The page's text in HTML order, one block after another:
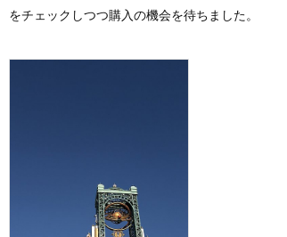
をチェックしつつ購入の機会を待ちました。